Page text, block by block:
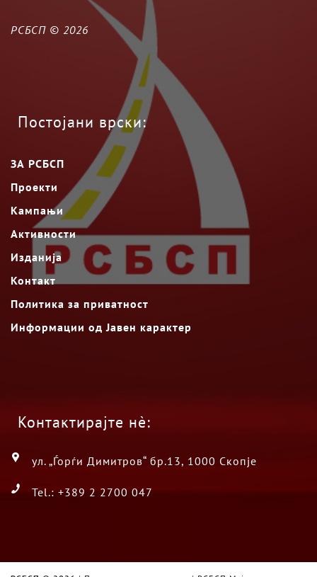
РСБСП © 2026
Постојани врски:
ЗА РСБСП
Проекти
Кампањи
Активности
Изданија
Контакт
Политика за приватност
Информации од Јавен карактер
Контактирајте нè:
ул. „Ѓорѓи Димитров“ бр.13, 1000 Скопје
Tel.: +389 2 2700 047